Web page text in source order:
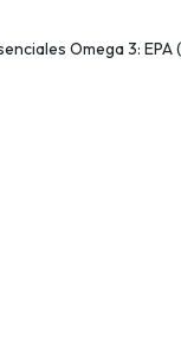
Omega 3: